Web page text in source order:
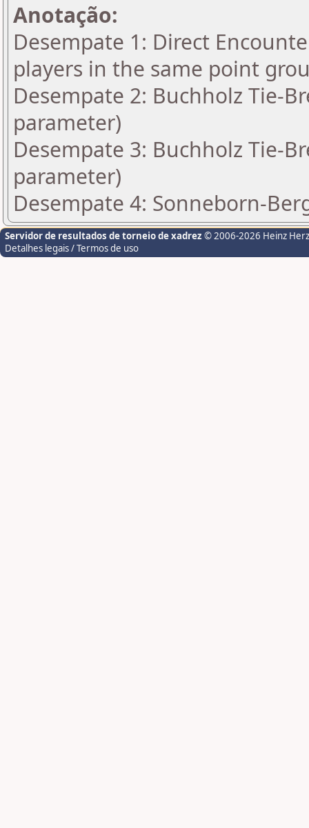
Anotação:
Desempate 1: Direct
players in the same point
Desempate 2: Buchholz Tie-
parameter)
Desempate 3: Buchholz Tie-
parameter)
Desempate 4: Sonneborn-
Servidor de resultados de torneio de xadrez © 2006-2026 Heinz
Detalhes legais / Termos de uso